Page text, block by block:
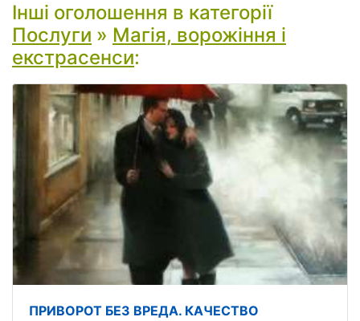
Інші оголошення в категорії
Послуги » Магія, ворожіння і
екстрасенси:
ПРИВОРОТ БЕЗ ВРЕДА. КАЧЕСТВО